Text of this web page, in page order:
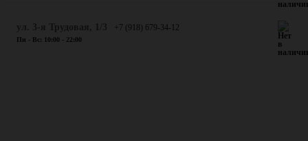
+7 (918) 679-34-12
Пн - Вс: 10:00 - 22:00